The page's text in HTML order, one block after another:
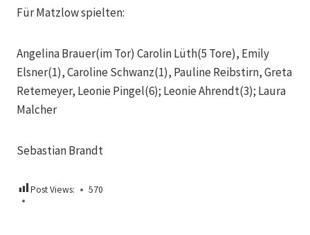
Für Matzlow spielten:
Angelina Brauer(im Tor) Carolin Lüth(5 Tore), Emily
Elsner(1), Caroline Schwanz(1), Pauline Reibstirn, Greta
Retemeyer, Leonie Pingel(6); Leonie Ahrendt(3); Laura
Malcher
Sebastian Brandt
Post Views: 570